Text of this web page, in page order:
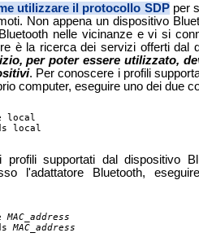
utilizzare il protocollo SDPper
Non appena un dispositivo
nelle vicinanze e vi si
è la ricerca dei servizi offerti dal
per poter essere utilizzato,
. Per conoscere i profili
computer, eseguire uno dei due
local
profili supportati dal dispositivo
l'adattatore Bluetooth,
MAC_address
MAC_address